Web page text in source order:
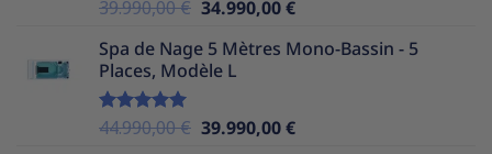
Note5.00
39.990,00€ Le
initial
était :
34.990,00€Le
actuel
Spa de Nage 5 Mètres Mono-Bassin - 5
Places, Modèle L
Note5.00
44.990,00€ Le
39.990,00€Le